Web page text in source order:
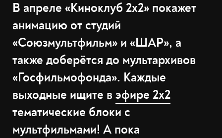
В апреле «Киноклуб 2х2» покажет
анимацию от студий
«Союзмультфильм» и «ШАР», а
также доберётся до мультархивов
«Госфильмофонда». Каждые
выходные ищите вэфире 2х2
тематические блоки с
мультфильмами! А пока